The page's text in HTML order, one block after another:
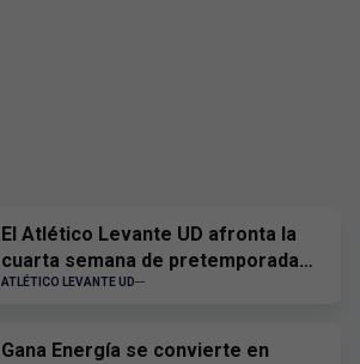
El Atlético Levante UD afronta la
cuarta semana de pretemporada
con dos nuevos amistosos
ATLÉTICO LEVANTE UD
Gana Energía se convierte en